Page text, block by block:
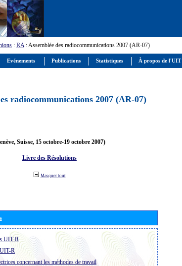
: RA: Assemblée des radiocommunications 2007 (AR-07)
radiocommunications 2007 (AR-07)
Suisse, 15 octobre-19 octobre 2007)
Livre des Résolutions
Masquer tout
UIT-R
R
concernant les méthodes de travail
Evénements Publications Statistiques À propos de l'UIT